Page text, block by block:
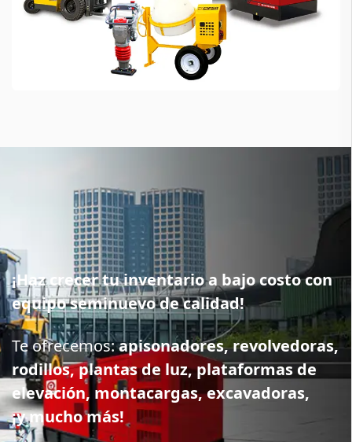
¡Haz crecer tu inventario a bajo costo con
equipo seminuevo de calidad!
Te ofrecemos:apisonadores, revolvedoras,
rodillos, plantas de luz, plataformas de
elevación, montacargas, excavadoras,
¡y mucho más!